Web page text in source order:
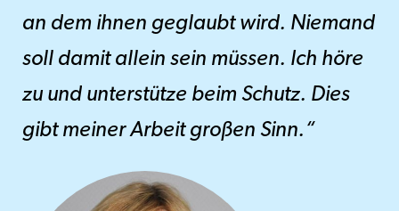
an dem ihnen geglaubt wird. Niemand
soll damit allein sein müssen. Ich höre
zu und unterstütze beim Schutz. Dies
gibt meiner Arbeit großen Sinn.“